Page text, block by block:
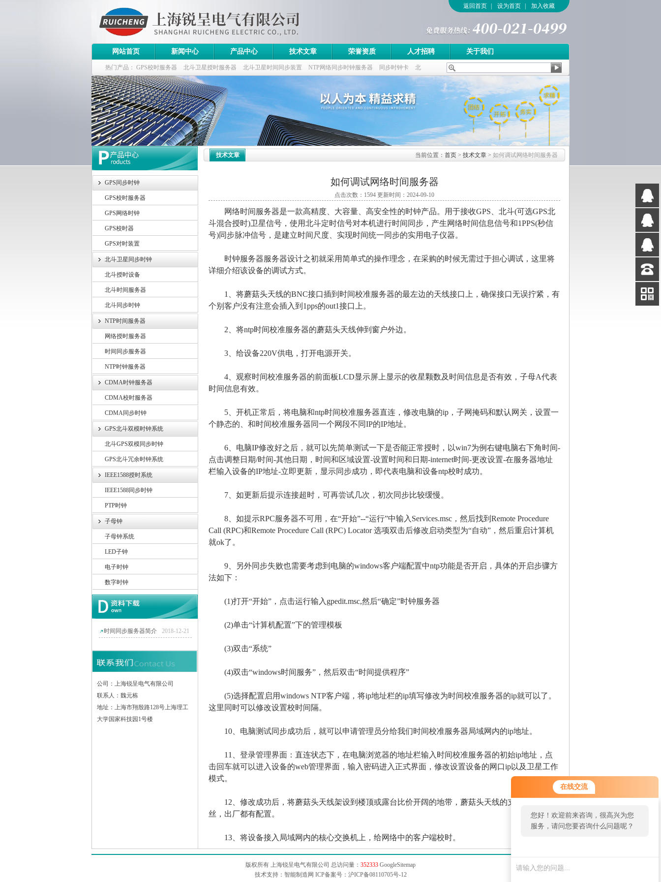
在线交流
您好！欢迎前来咨询，很高兴为您
服务，请问您要咨询什么问题呢？
上海锐呈电气有限公司
返回首页 设为首页 加入收藏
网站首页 新闻中心 产品中心 技术文章 荣誉资质 人才招聘 关于我们
热门产品： GPS校时服务器 北斗卫星授时服务器 北斗卫星时间同步装置 NTP网络同步时钟服务器 同步时钟卡 北
斗卫星同步时钟指标
GPS同步时钟
GPS校时服务器
GPS网络时钟
GPS校时器
GPS对时装置
北斗卫星同步时钟
北斗授时设备
北斗时间服务器
北斗同步时钟
NTP时间服务器
网络授时服务器
时间同步服务器
NTP时钟服务器
CDMA时钟服务器
CDMA校时服务器
CDMA同步时钟
GPS北斗双模时钟系统
北斗GPS双模同步时钟
GPS北斗冗余时钟系统
IEEE1588授时系统
IEEE1588同步时钟
PTP时钟
子母钟
子母钟系统
LED子钟
电子时钟
数字时钟
时间同步服务器简介 2018-12-21
公司：上海锐呈电气有限公司
联系人：魏元栋
地址：上海市翔殷路128号上海理工
大学国家科技园1号楼
技术文章 当前位置： 首页 > 技术文章 > 如何调试网络时间服务器
如何调试网络时间服务器
点击次数：1594 更新时间：2024-09-10
网络时间服务器是一款高精度、大容量、高安全性的时钟产品。用于接收GPS、北斗(可选GPS北
斗混合授时)卫星信号，使用北斗定时信号对本机进行时间同步，产生网络时间信息信号和1PPS(秒信
号)同步脉冲信号，是建立时间尺度、实现时间统一同步的实用电子仪器。
时钟服务器服务器设计之初就采用简单式的操作理念，在采购的时候无需过于担心调试，这里将
详细介绍该设备的调试方式。
1、将蘑菇头天线的BNC接口插到时间校准服务器的最左边的天线接口上，确保接口无误拧紧，有
个别客户没有注意会插入到1pps的out1接口上。
2、将ntp时间校准服务器的蘑菇头天线伸到窗户外边。
3、给设备220V供电，打开电源开关。
4、观察时间校准服务器的前面板LCD显示屏上显示的收星颗数及时间信息是否有效，子母A代表
时间信息有效。
5、开机正常后，将电脑和ntp时间校准服务器直连，修改电脑的ip，子网掩码和默认网关，设置一
个静态的、和时间校准服务器同一个网段不同IP的IP地址。
6、电脑IP修改好之后，就可以先简单测试一下是否能正常授时，以win7为例右键电脑右下角时间-
点击调整日期/时间-其他日期，时间和区域设置-设置时间和日期-internet时间-更改设置-在服务器地址
栏输入设备的IP地址-立即更新，显示同步成功，即代表电脑和设备ntp校时成功。
7、如更新后提示连接超时，可再尝试几次，初次同步比较缓慢。
8、如提示RPC服务器不可用，在“开始”--“运行”中输入Services.msc，然后找到Remote Procedure
Call (RPC)和Remote Procedure Call (RPC) Locator 选项双击后修改启动类型为“自动”，然后重启计算机
就ok了。
9、另外同步失败也需要考虑到电脑的windows客户端配置中ntp功能是否开启，具体的开启步骤方
法如下：
(1)打开“开始”，点击运行输入gpedit.msc,然后“确定”时钟服务器
(2)单击“计算机配置”下的管理模板
(3)双击“系统”
(4)双击“windows时间服务”，然后双击“时间提供程序”
(5)选择配置启用windows NTP客户端，将ip地址栏的ip填写修改为时间校准服务器的ip就可以了。
这里同时可以修改设置校时间隔。
10、电脑测试同步成功后，就可以申请管理员分给我们时间校准服务器局域网内的ip地址。
11、登录管理界面：直连状态下，在电脑浏览器的地址栏输入时间校准服务器的初始ip地址，点
击回车就可以进入设备的web管理界面，输入密码进入正式界面，修改设置设备的网口ip以及卫星工作
模式。
12、修改成功后，将蘑菇头天线架设到楼顶或露台比价开阔的地带，蘑菇头天线的支架和膨胀螺
丝，出厂都有配置。
13、将设备接入局域网内的核心交换机上，给网络中的客户端校时。
版权所有 上海锐呈电气有限公司 总访问量： 352333 GoogleSitemap
技术支持：智能制造网 ICP备案号： 沪ICP备08110705号-12
客服1
客服2
客服3
电话